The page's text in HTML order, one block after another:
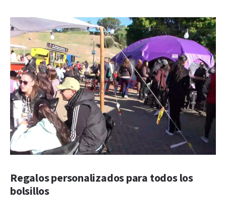
Regalos personalizados para todos los
bolsillos